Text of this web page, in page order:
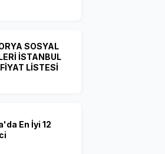
SOSYAL
İSTANBUL
LİSTESİ
En İyi 12